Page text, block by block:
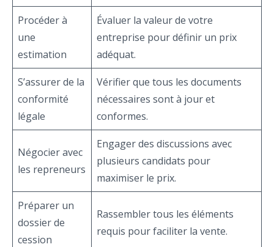
Procéder à
une
estimation
Évaluer la valeur de votre
entreprise pour définir un prix
adéquat.
S’assurer de la
conformité
légale
Vérifier que tous les documents
nécessaires sont à jour et
conformes.
Négocier avec
les repreneurs
Engager des discussions avec
plusieurs candidats pour
maximiser le prix.
Préparer un
dossier de
cession
Rassembler tous les éléments
requis pour faciliter la vente.